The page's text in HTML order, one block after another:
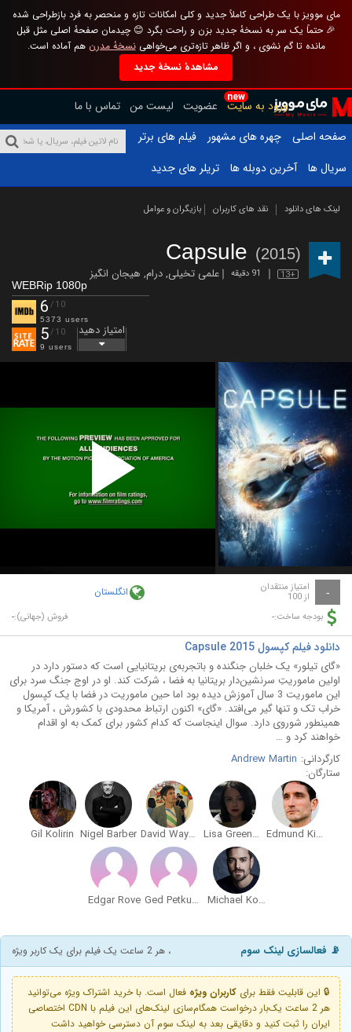
مای موویز با یک طراحی کاملاً جدید و کلی امکانات تازه و منحصر به فرد بازطراحی شده
🎉 حتماً یک سر به نسخهٔ جدید بزن و راحت بگرد 😊 چیدمان صفحهٔ اصلی مثل قبل
مانده تا گم نشوی ، و اگر ظاهر تازه‌تری می‌خواهینسخهٔ مدرن هم آماده است.
مشاهدهٔ نسخهٔ جدید
new
ورود به سایت عضویت لیست من تماس با ما
صفحه اصلی
چهره های مشهور
فیلم های برتر
سریال ها
آخرین دوبله ها تریلر های جدید
لینک های دانلود نقد های کاربران بازیگران و عوامل
Capsule (2015)
13+ 91 دقیقه علمی تخیلی,درام, هیجان انگیز
WEBRip 1080p
6 /10
5373 users
5/10
9 users
امتیاز دهید
Play
Video
- امتیاز منتقدان
از 100 انگلستان
بودجه ساخت:- فروش (جهانی):-
دانلود فیلم کپسول Capsule 2015
«گای تیلور» یک خلبان جنگنده و باتجربه‌ی بریتانیایی است که دستور دارد در
اولین ماموریتِ سرنشین‌دار بریتانیا به فضا ، شرکت کند. او در اوج جنگ سرد برای
این ماموریت 3 سال آموزش دیده بود اما حین ماموریت در فضا با یک کپسول
خراب تک و تنها گیر می‌افتد. «گای» اکنون ارتباط محدودی با کشورش ، آمریکا و
همینطور شوروی دارد. سوال اینجاست که کدام کشور برای کمک به او اقدام
خواهند کرد و …
کارگردانی: Andrew Martin
ستارگان:
Edmund Kingsley
Lisa Greenwood
David Wayman
Nigel Barber
Gil Kolirin
Michael Koltes
Ged Petkunas
Edgar Rove
📡 فعالسازی لینک سوم ، هر 2 ساعت یک فیلم برای یک کاربر ویژه
🔒 این قابلیت فقط برای کاربران ویژه فعال است. با خرید اشتراک ویژه می‌توانید
هر 2 ساعت یک‌بار درخواست همگام‌سازی لینک‌های این فیلم با CDN اختصاصی
ایران را ثبت کنید و دقایقی بعد به لینک سوم آن دسترسی خواهید داشت